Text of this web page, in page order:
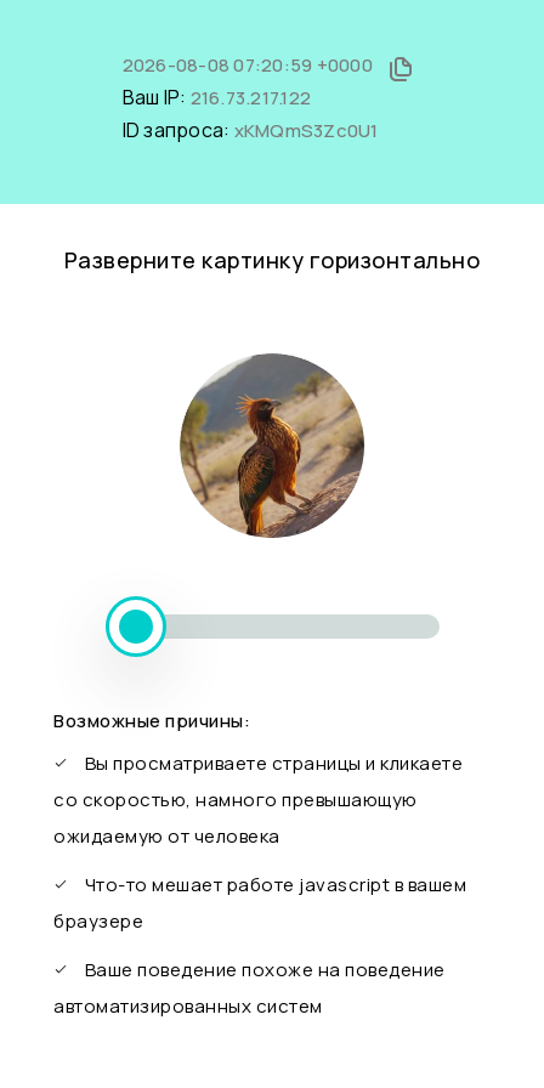
2026-08-08 07:20:59 +0000
Ваш IP: 216.73.217.122
ID запроса: xKMQmS3Zc0U1
Разверните картинку горизонтально
Возможные причины:
Вы просматриваете страницы и кликаете
со скоростью, намного превышающую
ожидаемую от человека
Что-то мешает работе javascript в вашем
браузере
Ваше поведение похоже на поведение
автоматизированных систем